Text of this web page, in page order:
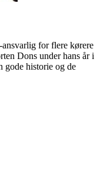
for flere kørere
Dons under hans år i
gode historie og de